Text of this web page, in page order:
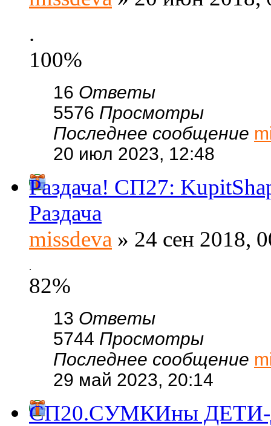
.
100%
16 Ответы
5576 Просмотры
Последнее сообщение
20 июл 2023, 12:48
Раздача! СП27:
Раздача
missdeva » 24 сен 2018,
.
82%
13 Ответы
5744 Просмотры
Последнее сообщение
29 май 2023, 20:14
СП20.СУМКИны ДЕТИ-